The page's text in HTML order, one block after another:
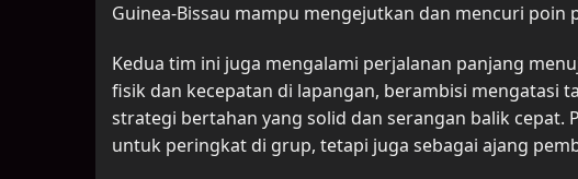
Guinea-Bissau mampu mengejutkan dan mencuri poin
Kedua tim ini juga mengalami perjalanan panjang
fisik dan kecepatan di lapangan, berambisi mengatasi
strategi bertahan yang solid dan serangan balik
untuk peringkat di grup, tetapi juga sebagai ajang